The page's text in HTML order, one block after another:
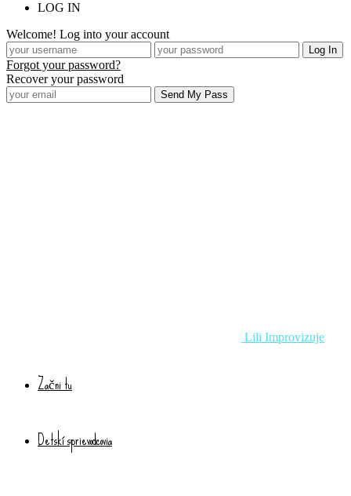
LOG IN
Welcome! Log into your account
Forgot your password?
Recover your password
Lili Improvizuje
Začni tu
Detskí sprievodcovia